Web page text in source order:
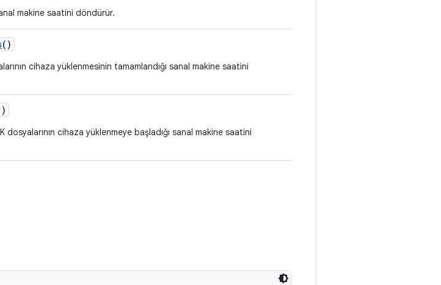
makine saatini döndürür.
()
cihaza yüklenmesinin tamamlandığı sanal makine saatini
dosyalarının cihaza yüklenmeye başladığı sanal makine saatini